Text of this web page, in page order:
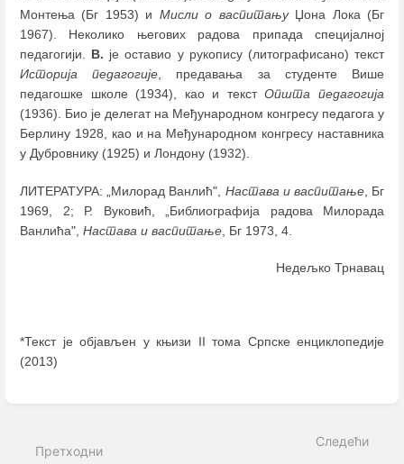
Монтења (Бг 1953) и Мисли о васпитањуЏона Лока (Бг
1967). Неколико његових радова припада специјалној
педагогији. В. је оставио у рукопису (литографисано) текст
Историја педагогије, предавања за студенте Више
педагошке школе (1934), као и текстОпшта педагогија
(1936). Био је делегат на Међународном конгресу педагога у
Берлину 1928, као и на Међународном конгресу наставника
у Дубровнику (1925) и Лондону (1932).
ЛИТЕРАТУРА: „Милорад Ванлић", Настава и васпитање, Бг
1969, 2; Р. Вуковић, „Библиографија радова Милорада
Ванлића", Настава и васпитање , Бг 1973, 4.
Недељко Трнавац
*Текст је објављен у књизи II тома Српске енциклопедије
(2013)
mode
Претходни
Следећи